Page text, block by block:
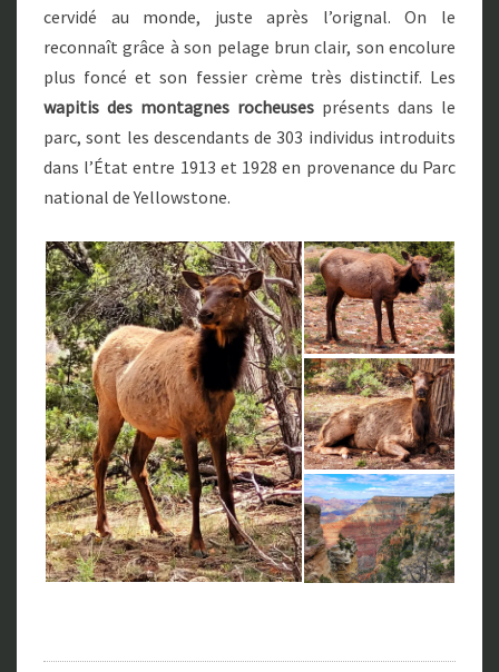
cervidé au monde, juste après l’orignal. On le
reconnaît grâce à son pelage brun clair, son encolure
plus foncé et son fessier crème très distinctif. Les
wapitis des montagnes rocheuses présents dans le
parc, sont les descendants de 303 individus introduits
dans l’État entre 1913 et 1928 en provenance du Parc
national de Yellowstone.